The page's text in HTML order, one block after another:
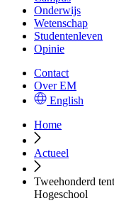
Onderwijs
Wetenschap
Studentenleven
Opinie
Contact
Over EM
English
Home
Actueel
Tweehonderd
Hogeschool